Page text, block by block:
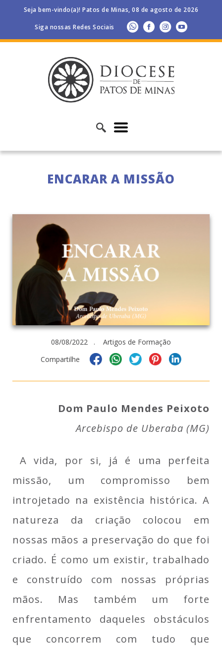
Seja bem-vindo(a)! Patos de Minas, 08 de agosto de 2026
Siga nossas Redes Sociais
ENCARAR A MISSÃO
08/08/2022 . Artigos de Formação
Compartilhe
Dom Paulo Mendes Peixoto
Arcebispo de Uberaba (MG)
A vida, por si, já é uma perfeita
missão, um compromisso bem
introjetado na existência histórica. A
natureza da criação colocou em
nossas mãos a preservação do que foi
criado. É como um existir, trabalhado
e construído com nossas próprias
mãos. Mas também um forte
enfrentamento daqueles obstáculos
que concorrem com tudo que